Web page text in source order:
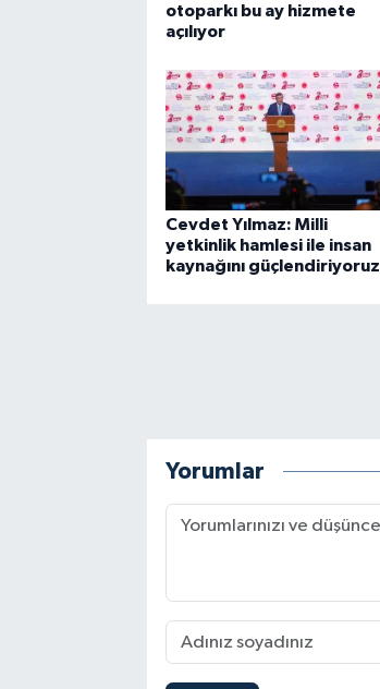
otoparkı bu ay hizmete
açılıyor
Cevdet Yılmaz: Milli
yetkinlik hamlesi ile insan
kaynağını güçlendiriyoruz
Yorumlar